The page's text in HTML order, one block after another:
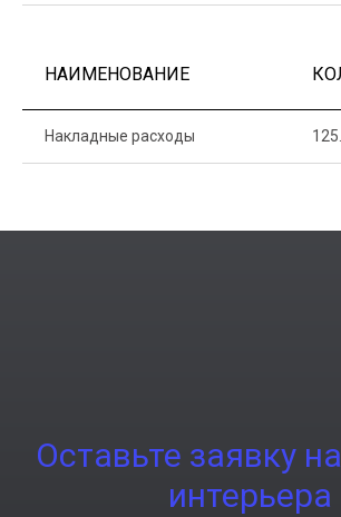
НАИМЕНОВАНИЕ
Накладные расходы
Оставьте заявку
интерьера